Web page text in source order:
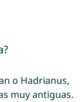
o Hadrianus,
muy antiguas.